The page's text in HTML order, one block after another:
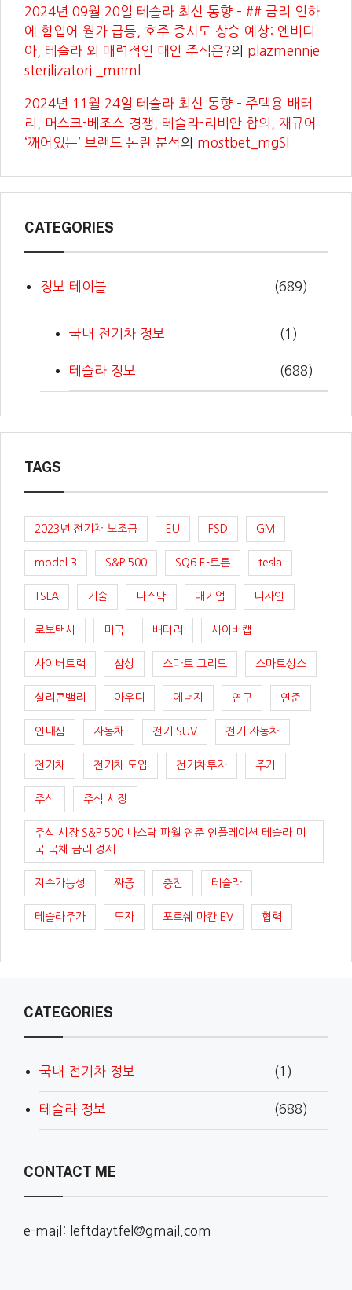
2024년 09월 20일 테슬라 최신 동향 – ## 금리 인하
에 힘입어 월가 급등, 호주 증시도 상승 예상: 엔비디
아, 테슬라 외 매력적인 대안 주식은?의 plazmennie
sterilizatori _mnml
2024년 11월 24일 테슬라 최신 동향 – 주택용 배터
리, 머스크-베조스 경쟁, 테슬라-리비안 합의, 재규어
‘깨어있는’ 브랜드 논란 분석의 mostbet_mgSl
CATEGORIES
정보 테이블 (689)
국내 전기차 정보 (1)
테슬라 정보 (688)
TAGS
2023년 전기차 보조금 EU FSD GM
model 3 S&P 500 SQ6 E-트론 tesla
TSLA 기술 나스닥 대기업 디자인
로보택시 미국 배터리 사이버캡
사이버트럭 삼성 스마트 그리드 스마트싱스
실리콘밸리 아우디 에너지 연구 연준
인내심 자동차 전기 SUV 전기 자동차
전기차 전기차 도입 전기차투자 주가
주식 주식 시장
주식 시장 S&P 500 나스닥 파월 연준 인플레이션 테슬라 미
국 국채 금리 경제
지속가능성 짜증 충전 테슬라
테슬라주가 투자 포르쉐 마칸 EV 협력
CATEGORIES
국내 전기차 정보 (1)
테슬라 정보 (688)
CONTACT ME
e-mail: leftdaytfel@gmail.com